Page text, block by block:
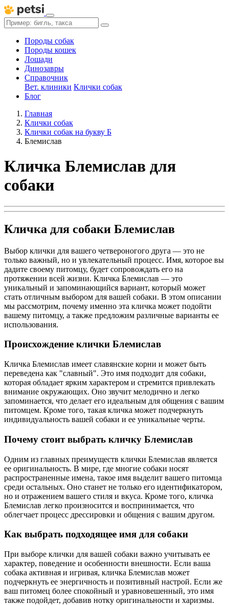
Породы собак
Породы кошек
Лошади
Динозавры
Справочник
Вет. клиники Клички собак
Блог
Главная
Клички собак
Клички собак на букву Б
Блемислав
Кличка Блемислав для
собаки
Кличка для собаки Блемислав
Выбор клички для вашего четвероногого друга — это не
только важный, но и увлекательный процесс. Имя, которое вы
дадите своему питомцу, будет сопровождать его на
протяжении всей жизни. Кличка Блемислав — это
уникальный и запоминающийся вариант, который может
стать отличным выбором для вашей собаки. В этом описании
мы рассмотрим, почему именно эта кличка может подойти
вашему питомцу, а также предложим различные варианты ее
использования.
Происхождение клички Блемислав
Кличка Блемислав имеет славянские корни и может быть
переведена как "славный". Это имя подходит для собаки,
которая обладает ярким характером и стремится привлекать
внимание окружающих. Оно звучит мелодично и легко
запоминается, что делает его идеальным для общения с вашим
питомцем. Кроме того, такая кличка может подчеркнуть
индивидуальность вашей собаки и ее уникальные черты.
Почему стоит выбрать кличку Блемислав
Одним из главных преимуществ клички Блемислав является
ее оригинальность. В мире, где многие собаки носят
распространенные имена, такое имя выделит вашего питомца
среди остальных. Оно станет не только его идентификатором,
но и отражением вашего стиля и вкуса. Кроме того, кличка
Блемислав легко произносится и воспринимается, что
облегчает процесс дрессировки и общения с вашим другом.
Как выбрать подходящее имя для собаки
При выборе клички для вашей собаки важно учитывать ее
характер, поведение и особенности внешности. Если ваша
собака активная и игривая, кличка Блемислав может
подчеркнуть ее энергичность и позитивный настрой. Если же
ваш питомец более спокойный и уравновешенный, это имя
также подойдет, добавив нотку оригинальности и харизмы.